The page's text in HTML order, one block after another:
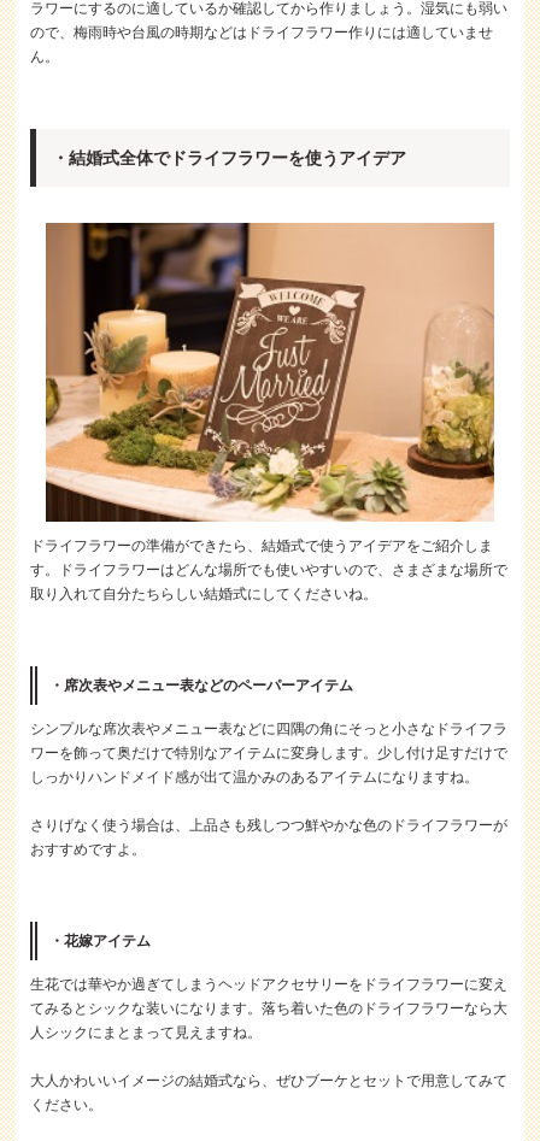
ラワーにするのに適しているか確認してから作りましょう。湿気にも弱い
ので、梅雨時や台風の時期などはドライフラワー作りには適していませ
ん。
・結婚式全体でドライフラワーを使うアイデア
ドライフラワーの準備ができたら、結婚式で使うアイデアをご紹介しま
す。ドライフラワーはどんな場所でも使いやすいので、さまざまな場所で
取り入れて自分たちらしい結婚式にしてくださいね。
・席次表やメニュー表などのペーパーアイテム
シンプルな席次表やメニュー表などに四隅の角にそっと小さなドライフラ
ワーを飾って奥だけで特別なアイテムに変身します。少し付け足すだけで
しっかりハンドメイド感が出て温かみのあるアイテムになりますね。
さりげなく使う場合は、上品さも残しつつ鮮やかな色のドライフラワーが
おすすめですよ。
・花嫁アイテム
生花では華やか過ぎてしまうヘッドアクセサリーをドライフラワーに変え
てみるとシックな装いになります。落ち着いた色のドライフラワーなら大
人シックにまとまって見えますね。
大人かわいいイメージの結婚式なら、ぜひブーケとセットで用意してみて
ください。